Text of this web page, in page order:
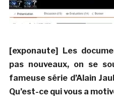
[exponaute] Les
pas nouveaux, on se
fameuse série d’Alain
Qu’est-ce qui vous a